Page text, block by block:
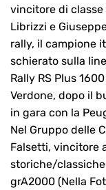
vincitore di classe
Librizzi e
rally, il campione
schierato sulla
Rally RS Plus
Verdone, dopo il
in gara con la
Nel Gruppo delle
Falsetti, vincitore
storiche/classiche
grA2000 (Nella